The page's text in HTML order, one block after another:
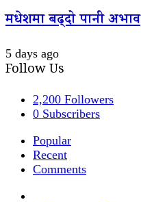
मधेशमा बढ्दो पानी अभाव
5 days ago
Follow Us
2,200 Followers
0 Subscribers
Popular
Recent
Comments